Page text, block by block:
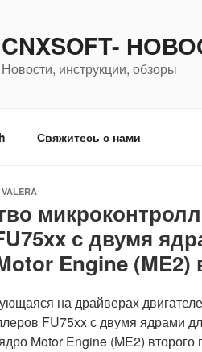
CNXSOFT-
Новости, инструкции, обзоры
Свяжитесь с нами
VALERA
с двумя
Engine (ME2)
на драйверах
FU75xx с двумя ядрами
Motor Engine (ME2) второго